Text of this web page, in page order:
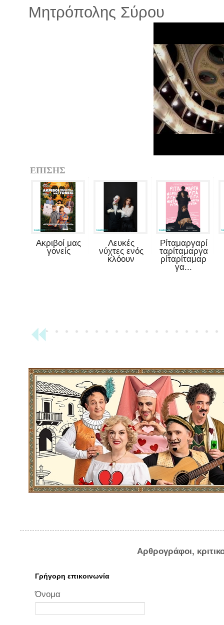
Μητρόπολης Σύρου
ΕΠΙΣΗΣ
Ακριβοί μας
γονείς
Λευκές
νύχτες ενός
κλόουν
Ρίταμαργαρί
ταρίταμαργα
ρίταρίταμαρ
γα...
Αρθρογράφοι,
Γρήγορη επικοινωνία
Όνομα